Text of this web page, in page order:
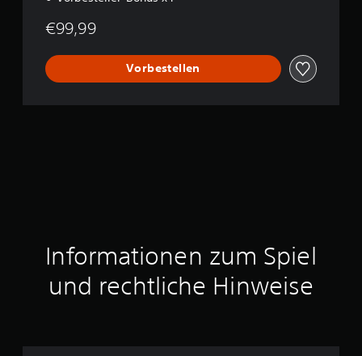
€99,99
Vorbestellen
Informationen zum Spiel
und rechtliche Hinweise